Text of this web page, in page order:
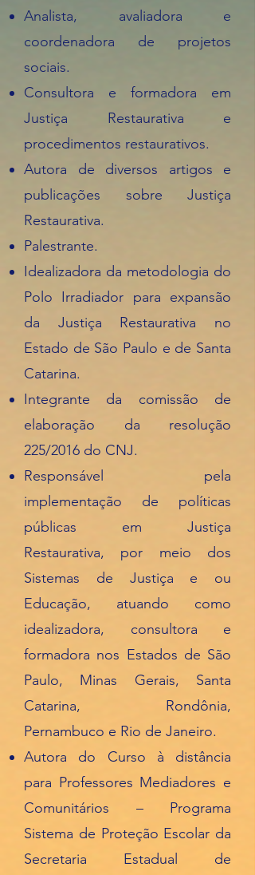
Analista, avaliadora e
coordenadora de projetos
sociais.
Consultora e formadora em
Justiça Restaurativa e
procedimentos restaurativos.
Autora de diversos artigos e
publicações sobre Justiça
Restaurativa.
Palestrante.
Idealizadora da metodologia do
Polo Irradiador para expansão
da Justiça Restaurativa no
Estado de São Paulo e de Santa
Catarina.
Integrante da comissão de
elaboração da resolução
225/2016 do CNJ.
Responsável pela
implementação de políticas
públicas em Justiça
Restaurativa, por meio dos
Sistemas de Justiça e ou
Educação, atuando como
idealizadora, consultora e
formadora nos Estados de São
Paulo, Minas Gerais, Santa
Catarina, Rondônia,
Pernambuco e Rio de Janeiro.
Autora do Curso à distância
para Professores Mediadores e
Comunitários – Programa
Sistema de Proteção Escolar da
Secretaria Estadual de